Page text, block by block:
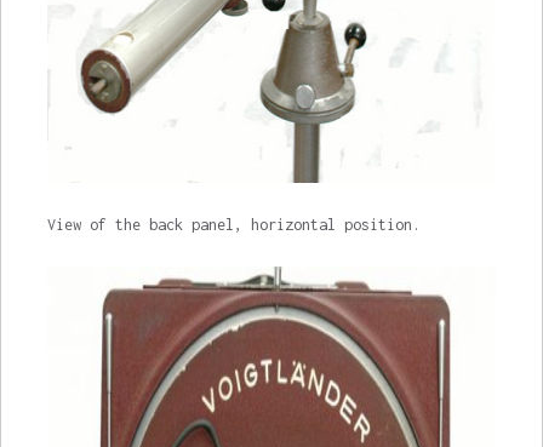
View of the back panel, horizontal position.